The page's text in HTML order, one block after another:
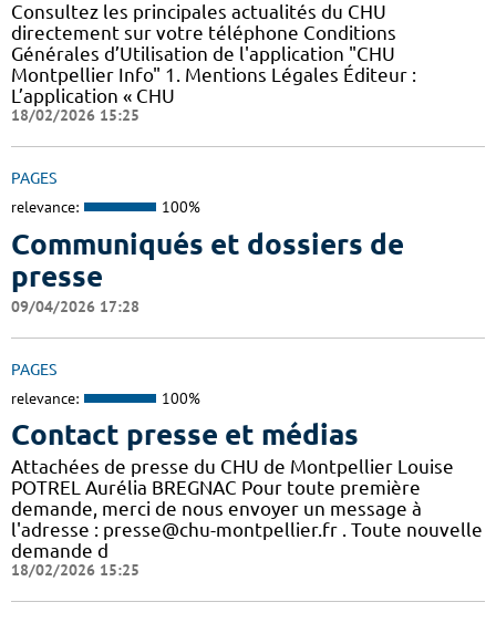
Consultez les principales actualités du CHU
directement sur votre téléphone Conditions
Générales d’Utilisation de l'application "CHU
Montpellier Info" 1. Mentions Légales Éditeur :
L’application « CHU
18/02/2026 15:25
PAGES
relevance: 100%
Communiqués et dossiers de
presse
09/04/2026 17:28
PAGES
relevance: 100%
Contact presse et médias
Attachées de presse du CHU de Montpellier Louise
POTREL Aurélia BREGNAC Pour toute première
demande, merci de nous envoyer un message à
l'adresse : presse@chu-montpellier.fr . Toute nouvelle
demande d
18/02/2026 15:25